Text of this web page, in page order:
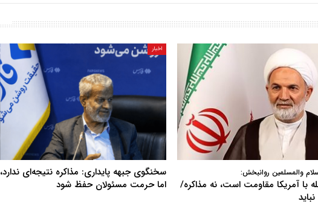
والمسلمین روانبخش:
با آمریکا مقاومت است، نه مذاکره/
اخبار
سخنگوی جبهه پایداری: مذاکره نتیجه‌ای ندارد،
اما حرمت مسئولان حفظ شود